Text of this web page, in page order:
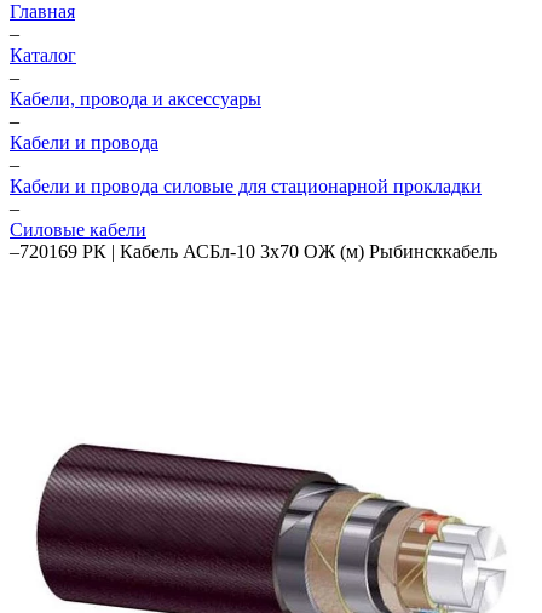
Главная
–
Каталог
–
Кабели, провода и аксессуары
–
Кабели и провода
–
Кабели и провода силовые для стационарной прокладки
–
Силовые кабели
–720169 РК | Кабель АСБл-10 3х70 ОЖ (м) Рыбинсккабель